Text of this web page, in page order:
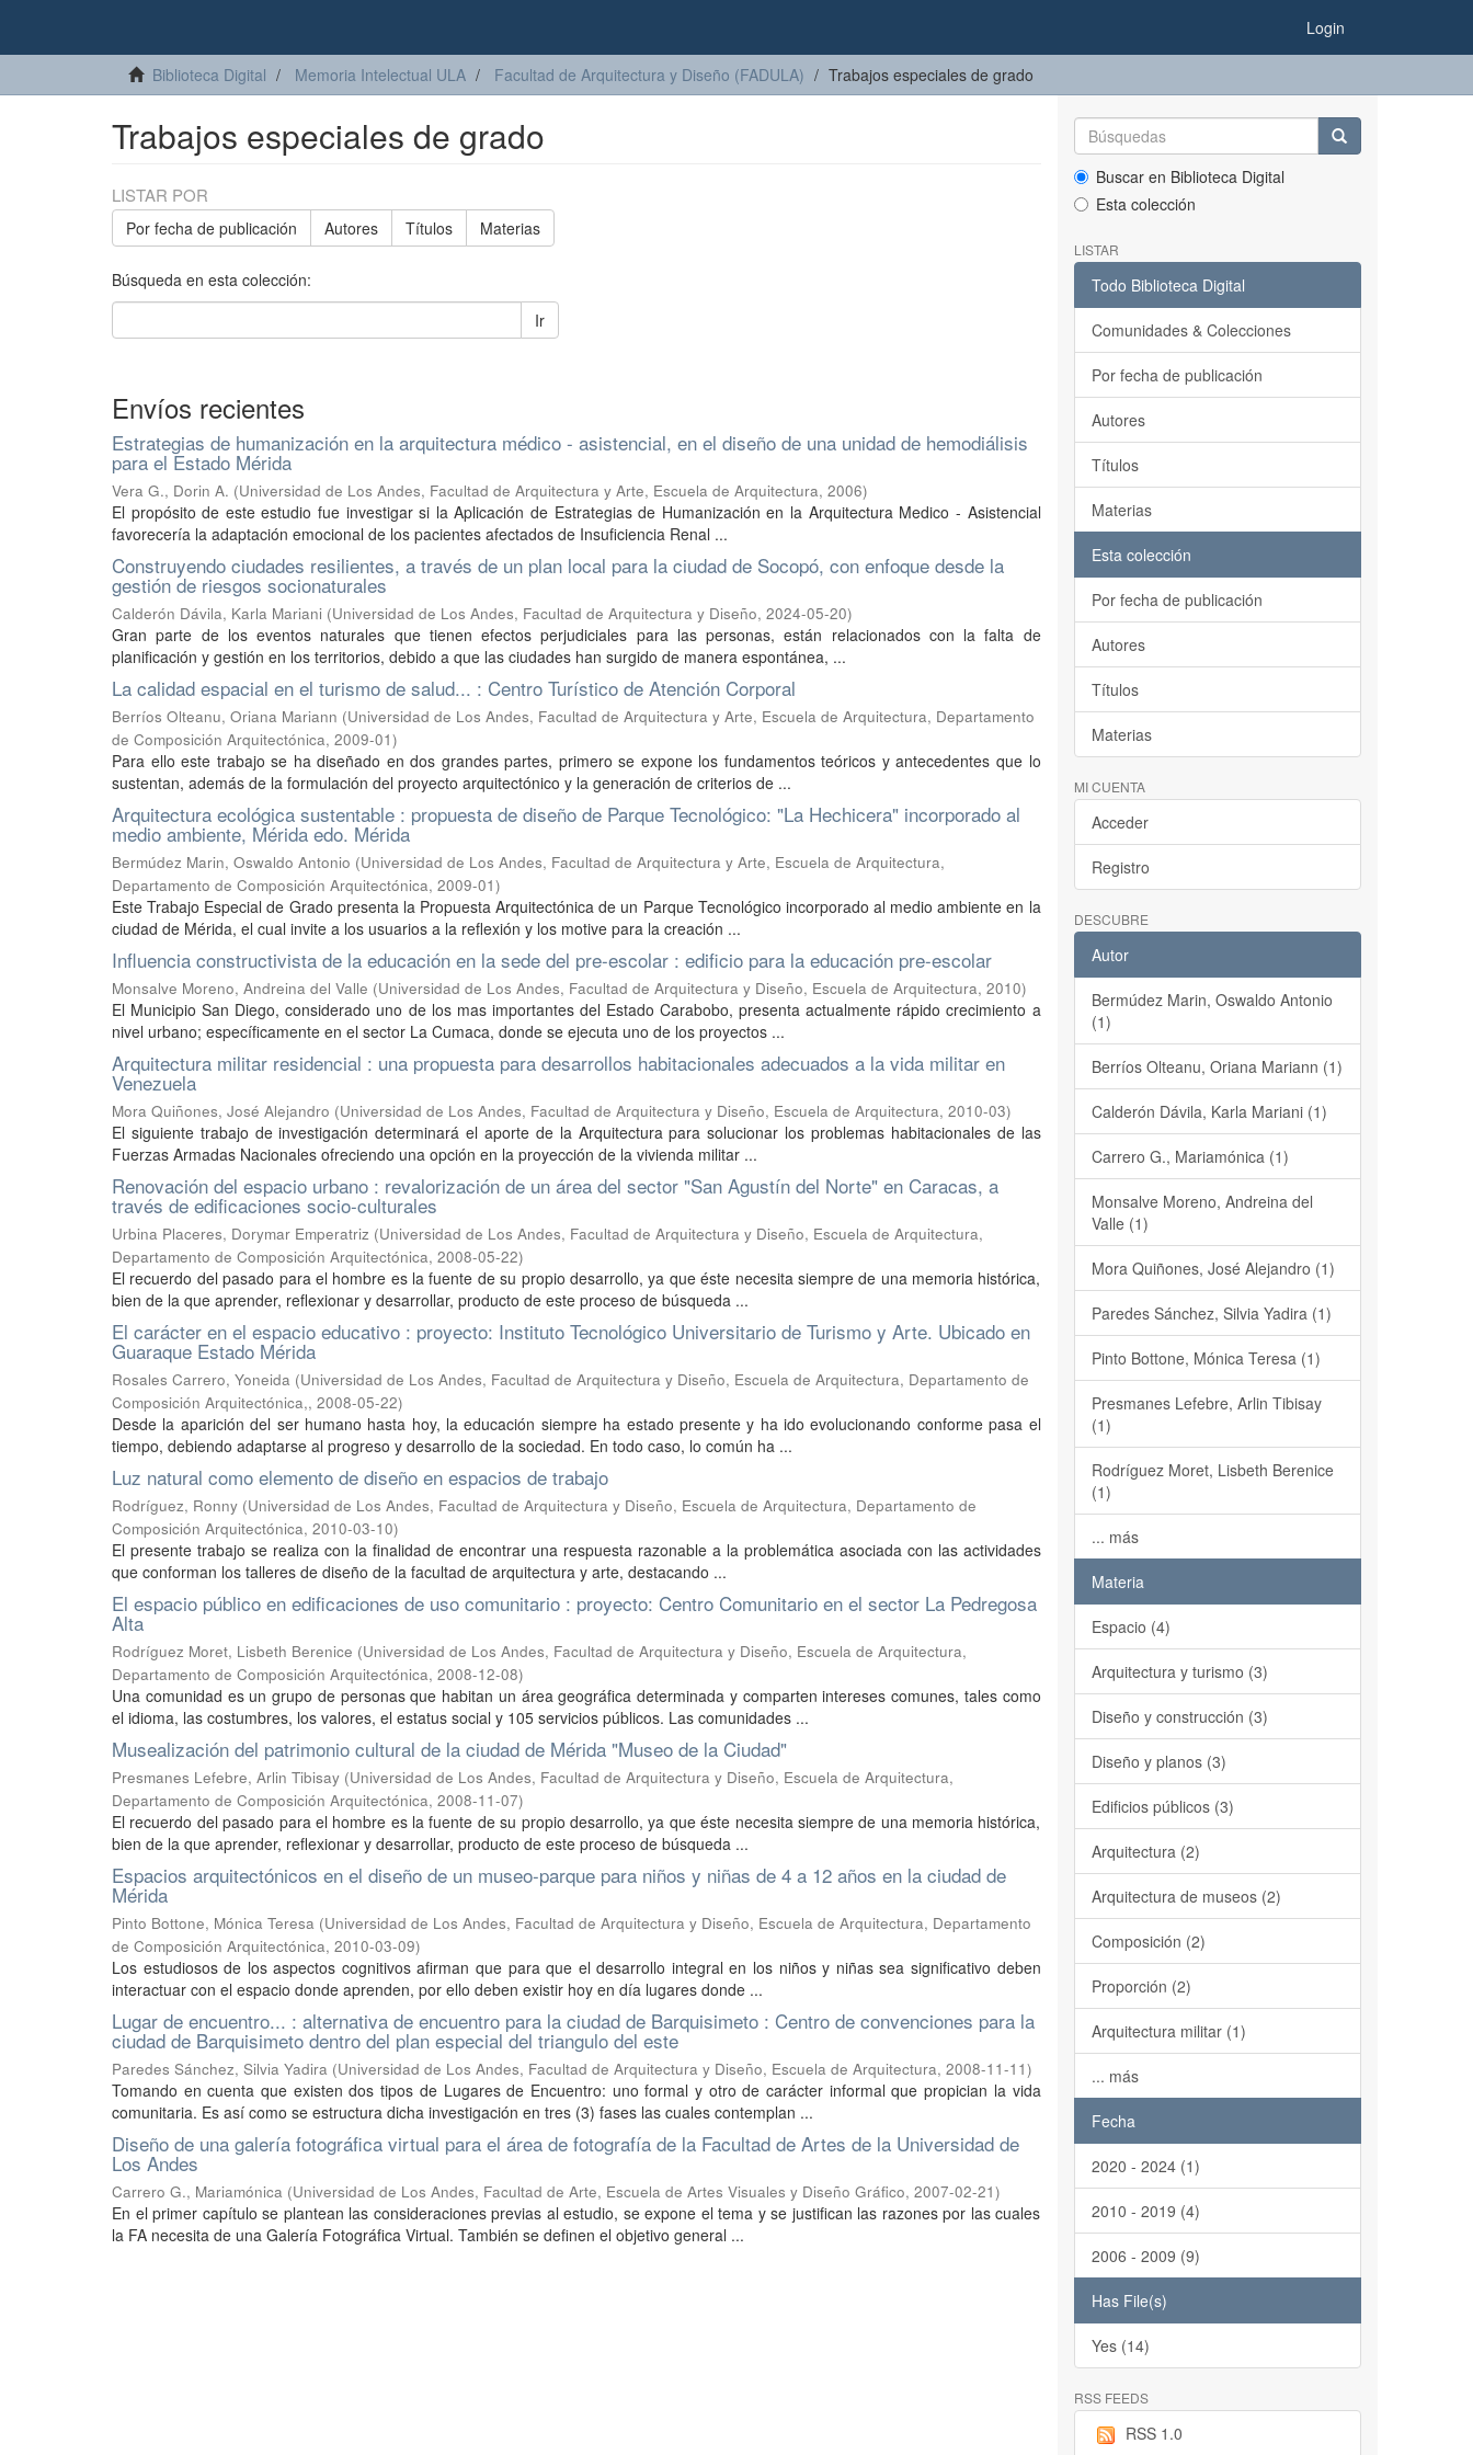
Login
Biblioteca Digital Memoria Intelectual ULA Facultad de Arquitectura y Diseño (FADULA) Trabajos especiales de grado
Trabajos especiales de grado
LISTAR POR
Por fecha de publicación Autores Títulos Materias
Búsqueda en esta colección:
Ir
Envíos recientes
Estrategias de humanización en la arquitectura médico - asistencial, en el diseño de una unidad de hemodiálisis
para el Estado Mérida
Vera G., Dorin A. (Universidad de Los Andes, Facultad de Arquitectura y Arte, Escuela de Arquitectura, 2006)
El propósito de este estudio fue investigar si la Aplicación de Estrategias de Humanización en la Arquitectura Medico - Asistencial
favorecería la adaptación emocional de los pacientes afectados de Insuficiencia Renal ...
Construyendo ciudades resilientes, a través de un plan local para la ciudad de Socopó, con enfoque desde la
gestión de riesgos socionaturales
Calderón Dávila, Karla Mariani (Universidad de Los Andes, Facultad de Arquitectura y Diseño, 2024-05-20)
Gran parte de los eventos naturales que tienen efectos perjudiciales para las personas, están relacionados con la falta de
planificación y gestión en los territorios, debido a que las ciudades han surgido de manera espontánea, ...
La calidad espacial en el turismo de salud... : Centro Turístico de Atención Corporal
Berríos Olteanu, Oriana Mariann (Universidad de Los Andes, Facultad de Arquitectura y Arte, Escuela de Arquitectura, Departamento
de Composición Arquitectónica, 2009-01)
Para ello este trabajo se ha diseñado en dos grandes partes, primero se expone los fundamentos teóricos y antecedentes que lo
sustentan, además de la formulación del proyecto arquitectónico y la generación de criterios de ...
Arquitectura ecológica sustentable : propuesta de diseño de Parque Tecnológico: "La Hechicera" incorporado al
medio ambiente, Mérida edo. Mérida
Bermúdez Marin, Oswaldo Antonio (Universidad de Los Andes, Facultad de Arquitectura y Arte, Escuela de Arquitectura,
Departamento de Composición Arquitectónica, 2009-01)
Este Trabajo Especial de Grado presenta la Propuesta Arquitectónica de un Parque Tecnológico incorporado al medio ambiente en la
ciudad de Mérida, el cual invite a los usuarios a la reflexión y los motive para la creación ...
Influencia constructivista de la educación en la sede del pre-escolar : edificio para la educación pre-escolar
Monsalve Moreno, Andreina del Valle (Universidad de Los Andes, Facultad de Arquitectura y Diseño, Escuela de Arquitectura, 2010)
El Municipio San Diego, considerado uno de los mas importantes del Estado Carabobo, presenta actualmente rápido crecimiento a
nivel urbano; específicamente en el sector La Cumaca, donde se ejecuta uno de los proyectos ...
Arquitectura militar residencial : una propuesta para desarrollos habitacionales adecuados a la vida militar en
Venezuela
Mora Quiñones, José Alejandro (Universidad de Los Andes, Facultad de Arquitectura y Diseño, Escuela de Arquitectura, 2010-03)
El siguiente trabajo de investigación determinará el aporte de la Arquitectura para solucionar los problemas habitacionales de las
Fuerzas Armadas Nacionales ofreciendo una opción en la proyección de la vivienda militar ...
Renovación del espacio urbano : revalorización de un área del sector "San Agustín del Norte" en Caracas, a
través de edificaciones socio-culturales
Urbina Placeres, Dorymar Emperatriz (Universidad de Los Andes, Facultad de Arquitectura y Diseño, Escuela de Arquitectura,
Departamento de Composición Arquitectónica, 2008-05-22)
El recuerdo del pasado para el hombre es la fuente de su propio desarrollo, ya que éste necesita siempre de una memoria histórica,
bien de la que aprender, reflexionar y desarrollar, producto de este proceso de búsqueda ...
El carácter en el espacio educativo : proyecto: Instituto Tecnológico Universitario de Turismo y Arte. Ubicado en
Guaraque Estado Mérida
Rosales Carrero, Yoneida (Universidad de Los Andes, Facultad de Arquitectura y Diseño, Escuela de Arquitectura, Departamento de
Composición Arquitectónica,, 2008-05-22)
Desde la aparición del ser humano hasta hoy, la educación siempre ha estado presente y ha ido evolucionando conforme pasa el
tiempo, debiendo adaptarse al progreso y desarrollo de la sociedad. En todo caso, lo común ha ...
Luz natural como elemento de diseño en espacios de trabajo
Rodríguez, Ronny (Universidad de Los Andes, Facultad de Arquitectura y Diseño, Escuela de Arquitectura, Departamento de
Composición Arquitectónica, 2010-03-10)
El presente trabajo se realiza con la finalidad de encontrar una respuesta razonable a la problemática asociada con las actividades
que conforman los talleres de diseño de la facultad de arquitectura y arte, destacando ...
El espacio público en edificaciones de uso comunitario : proyecto: Centro Comunitario en el sector La Pedregosa
Alta
Rodríguez Moret, Lisbeth Berenice (Universidad de Los Andes, Facultad de Arquitectura y Diseño, Escuela de Arquitectura,
Departamento de Composición Arquitectónica, 2008-12-08)
Una comunidad es un grupo de personas que habitan un área geográfica determinada y comparten intereses comunes, tales como
el idioma, las costumbres, los valores, el estatus social y 105 servicios públicos. Las comunidades ...
Musealización del patrimonio cultural de la ciudad de Mérida "Museo de la Ciudad"
Presmanes Lefebre, Arlin Tibisay (Universidad de Los Andes, Facultad de Arquitectura y Diseño, Escuela de Arquitectura,
Departamento de Composición Arquitectónica, 2008-11-07)
El recuerdo del pasado para el hombre es la fuente de su propio desarrollo, ya que éste necesita siempre de una memoria histórica,
bien de la que aprender, reflexionar y desarrollar, producto de este proceso de búsqueda ...
Espacios arquitectónicos en el diseño de un museo-parque para niños y niñas de 4 a 12 años en la ciudad de
Mérida
Pinto Bottone, Mónica Teresa (Universidad de Los Andes, Facultad de Arquitectura y Diseño, Escuela de Arquitectura, Departamento
de Composición Arquitectónica, 2010-03-09)
Los estudiosos de los aspectos cognitivos afirman que para que el desarrollo integral en los niños y niñas sea significativo deben
interactuar con el espacio donde aprenden, por ello deben existir hoy en día lugares donde ...
Lugar de encuentro... : alternativa de encuentro para la ciudad de Barquisimeto : Centro de convenciones para la
ciudad de Barquisimeto dentro del plan especial del triangulo del este
Paredes Sánchez, Silvia Yadira (Universidad de Los Andes, Facultad de Arquitectura y Diseño, Escuela de Arquitectura, 2008-11-11)
Tomando en cuenta que existen dos tipos de Lugares de Encuentro: uno formal y otro de carácter informal que propician la vida
comunitaria. Es así como se estructura dicha investigación en tres (3) fases las cuales contemplan ...
Diseño de una galería fotográfica virtual para el área de fotografía de la Facultad de Artes de la Universidad de
Los Andes
Carrero G., Mariamónica (Universidad de Los Andes, Facultad de Arte, Escuela de Artes Visuales y Diseño Gráfico, 2007-02-21)
En el primer capítulo se plantean las consideraciones previas al estudio, se expone el tema y se justifican las razones por las cuales
la FA necesita de una Galería Fotográfica Virtual. También se definen el objetivo general ...
Buscar en Biblioteca Digital
Esta colección
LISTAR
Todo Biblioteca Digital
Comunidades & Colecciones
Por fecha de publicación
Autores
Títulos
Materias
Esta colección
Por fecha de publicación
Autores
Títulos
Materias
MI CUENTA
Acceder
Registro
DESCUBRE
Autor
Bermúdez Marin, Oswaldo Antonio
(1)
Berríos Olteanu, Oriana Mariann (1)
Calderón Dávila, Karla Mariani (1)
Carrero G., Mariamónica (1)
Monsalve Moreno, Andreina del
Valle (1)
Mora Quiñones, José Alejandro (1)
Paredes Sánchez, Silvia Yadira (1)
Pinto Bottone, Mónica Teresa (1)
Presmanes Lefebre, Arlin Tibisay
(1)
Rodríguez Moret, Lisbeth Berenice
(1)
... más
Materia
Espacio (4)
Arquitectura y turismo (3)
Diseño y construcción (3)
Diseño y planos (3)
Edificios públicos (3)
Arquitectura (2)
Arquitectura de museos (2)
Composición (2)
Proporción (2)
Arquitectura militar (1)
... más
Fecha
2020 - 2024 (1)
2010 - 2019 (4)
2006 - 2009 (9)
Has File(s)
Yes (14)
RSS FEEDS
RSS 1.0